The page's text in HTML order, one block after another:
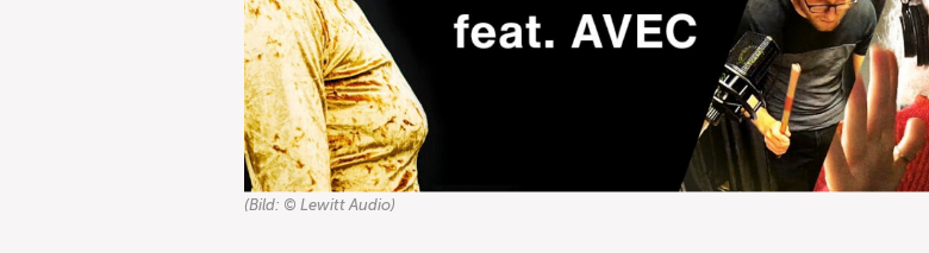
(Bild: © Lewitt Audio)